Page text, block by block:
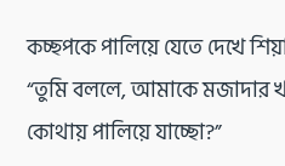
কচ্ছপকে পালিয়ে যেতে দেখে
“তুমি বললে, আমাকে মজাদার
কোথায় পালিয়ে যাচ্ছো?”